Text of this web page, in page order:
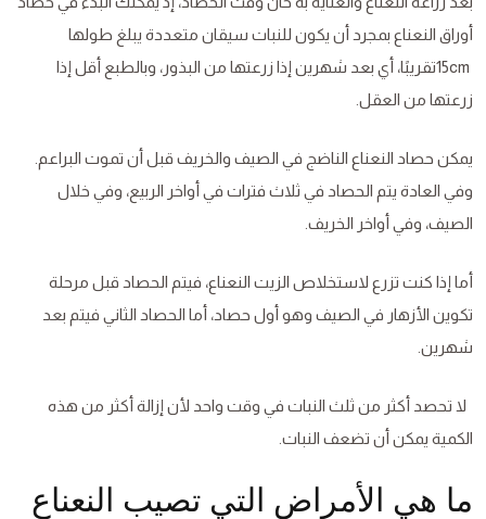
أوراق النعناع بمجرد أن يكون للنبات سيقان متعددة يبلغ طولها
15cmتقريبًا، أي بعد شهرين إذا زرعتها من البذور، وبالطبع أقل إذا
زرعتها من العقل.
يمكن حصاد النعناع الناضج في الصيف والخريف قبل أن تموت البراعم.
وفي العادة يتم الحصاد في ثلاث فترات في أواخر الربيع، وفي خلال
الصيف، وفي أواخر الخريف.
أما إذا كنت تزرع لاستخلاص الزيت النعناع، فيتم الحصاد قبل مرحلة
تكوين الأزهار في الصيف وهو أول حصاد، أما الحصاد الثاني فيتم بعد
شهرين.
لا تحصد أكثر من ثلث النبات في وقت واحد لأن إزالة أكثر من هذه
الكمية يمكن أن تضعف النبات.
ما هي الأمراض التي تصيب النعناع